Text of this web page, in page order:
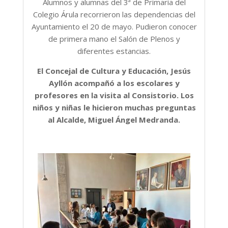
Colegio Árula recorrieron las dependencias del
Ayuntamiento el 20 de mayo. Pudieron conocer
de primera mano el Salón de Plenos y
diferentes estancias.
El Concejal de Cultura y Educación, Jesús
Ayllón acompañó a los escolares y
profesores en la visita al Consistorio. Los
niños y niñas le hicieron muchas preguntas
al Alcalde, Miguel Ángel Medranda.